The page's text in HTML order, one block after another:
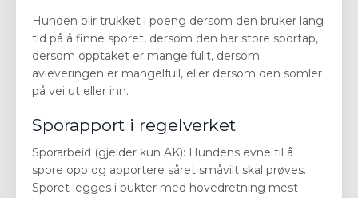
Hunden blir trukket i poeng dersom den bruker lang
tid på å finne sporet, dersom den har store sportap,
dersom opptaket er mangelfullt, dersom
avleveringen er mangelfull, eller dersom den somler
på vei ut eller inn.
Sporapport i regelverket
Sporarbeid (gjelder kun AK): Hundens evne til å
spore opp og apportere såret småvilt skal prøves.
Sporet legges i bukter med hovedretning mest